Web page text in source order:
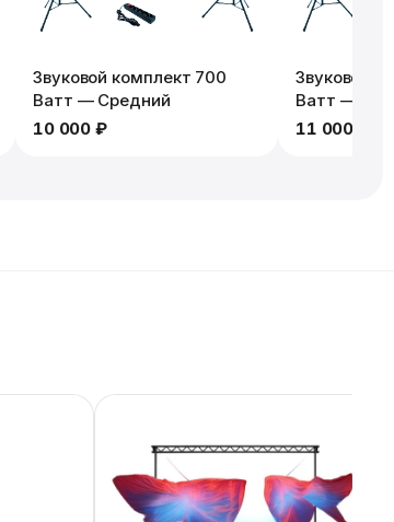
Звуковой комплект 700
Ватт — Средний
10 000 ₽
Звуковой
Ватт —
11 000 ₽